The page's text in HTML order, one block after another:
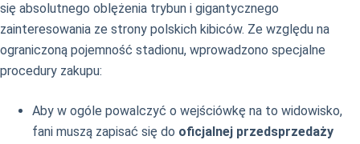
się absolutnego oblężenia trybun i gigantycznego
zainteresowania ze strony polskich kibiców. Ze względu na
ograniczoną pojemność stadionu, wprowadzono specjalne
procedury zakupu:
Aby w ogóle powalczyć o wejściówkę na to widowisko,
fani muszą zapisać się do oficjalnej przedsprzedaży